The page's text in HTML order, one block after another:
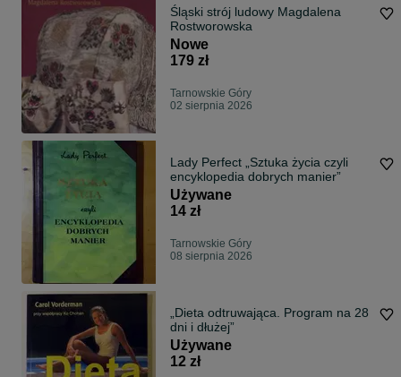
Śląski strój ludowy Magdalena
Rostworowska
Nowe
179 zł
Tarnowskie Góry
02 sierpnia 2026
Lady Perfect „Sztuka życia czyli
encyklopedia dobrych manier”
Używane
14 zł
Tarnowskie Góry
08 sierpnia 2026
„Dieta odtruwająca. Program na 28
dni i dłużej”
Używane
12 zł